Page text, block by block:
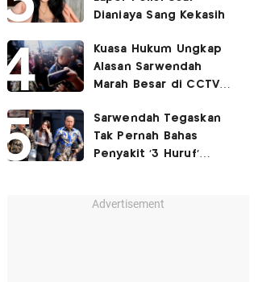
Dianiaya Sang Kekasih
Kuasa Hukum Ungkap
Alasan Sarwendah
Marah Besar di CCTV
Kecewa Mendalam
Sarwendah Tegaskan
Tak Pernah Bahas
Penyakit '3 Huruf'
Advertisement